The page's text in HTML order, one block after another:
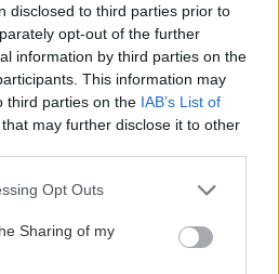
disclosed to third parties prior to
opt-out of the further
information by third parties on the
This information may
third parties on the IAB’s List of
that may further disclose it to other
Opt Outs
Sharing of my
17:27
σε όσους
απεγκλωβισμό
ακριβώς 108 μνηστήρες
μυστικό του
2,47 εκατ. ευρώ για
22 χιλιομέτρων
και κτηνοτροφικών